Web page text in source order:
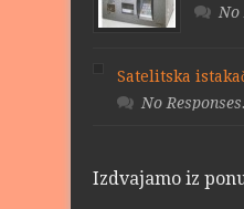
No
Satelitska
No Responses.
Izdvajamo iz